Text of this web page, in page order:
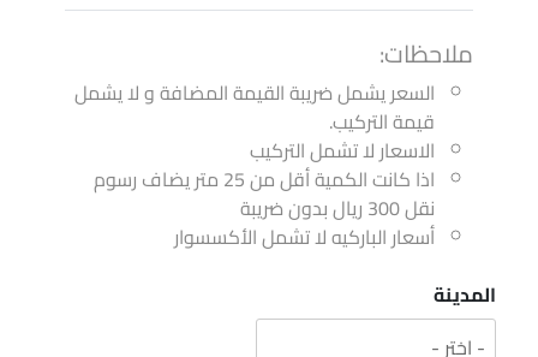
ملاحظات:
السعر يشمل ضريبة القيمة المضافة و لا يشمل
قيمة التركيب.
الاسعار لا تشمل التركيب
اذا كانت الكمية أقل من 25 متر يضاف رسوم
نقل 300 ريال بدون ضريبة
أسعار الباركيه لا تشمل الأكسسوار
المدينة